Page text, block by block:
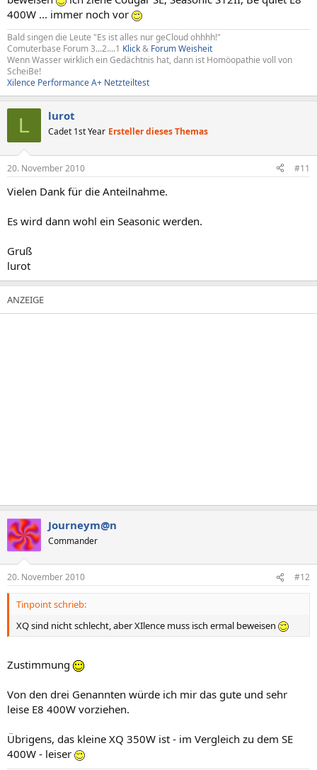
400W ... immer noch vor
Bald singen die Leute "Es ist alles nur geCloud ohhhh!"
Comuterbase Forum 3...2....1 Klick& Forum Weisheit
Wenn Wasser wirklich ein Gedächtnis hat, dann ist Homöopathie voll von
ScheiBe!
Xilence Performance A+ Netzteiltest
L lurot
Cadet 1st Year Ersteller dieses Themas
20. November 2010 #11
Vielen Dank für die Anteilnahme.
Es wird dann wohl ein Seasonic werden.
Gruß
lurot
Journeym@n
Commander
20. November 2010 #12
Tinpoint schrieb:
XQ sind nicht schlecht, aber XIlence muss isch ermal beweisen
Zustimmung
Von den drei Genannten würde ich mir das gute und sehr
leise E8 400W vorziehen.
Übrigens, das kleine XQ 350W ist - im Vergleich zu dem SE
400W - leiser